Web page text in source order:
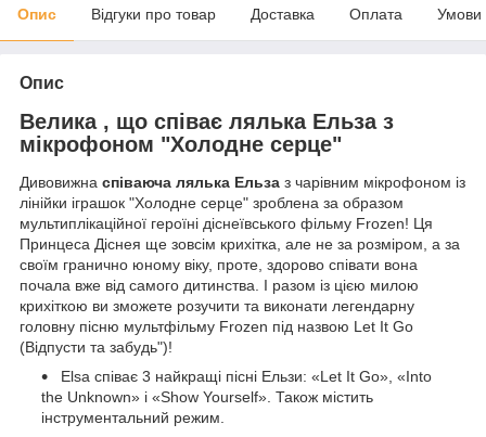
Опис Відгуки про товар Доставка Оплата Умови
Опис
Велика, що співає лялька Ельза з
мікрофоном "Холодне серце"
Дивовижна співаюча лялька Ельза з чарівним мікрофоном із
лінійки іграшок "Холодне серце" зроблена за образом
мультиплікаційної героїні діснеївського фільму Frozen! Ця
Принцеса Діснея ще зовсім крихітка, але не за розміром, а за
своїм гранично юному віку, проте, здорово співати вона
почала вже від самого дитинства. І разом із цією милою
крихіткою ви зможете розучити та виконати легендарну
головну пісню мультфільму Frozen під назвою Let It Go
(Відпусти та забудь")!
Elsa співає 3 найкращі пісні Ельзи: «Let It Go», «Into
the Unknown» і «Show Yourself». Також містить
інструментальний режим.